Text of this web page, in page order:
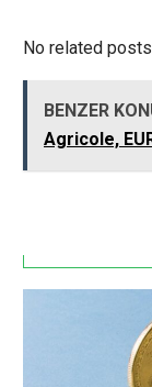
No related
BENZER
Agricole,